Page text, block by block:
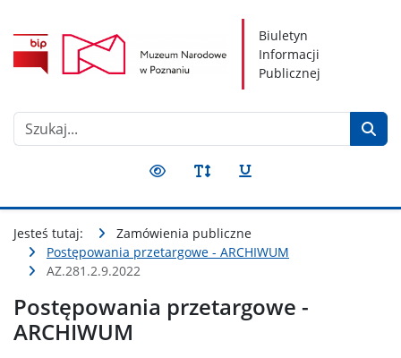
Biuletyn
Informacji
Publicznej
Szukaj
Jesteś tutaj:
Zamówienia publiczne
Postępowania przetargowe - ARCHIWUM
AZ.281.2.9.2022
Postępowania przetargowe -
ARCHIWUM